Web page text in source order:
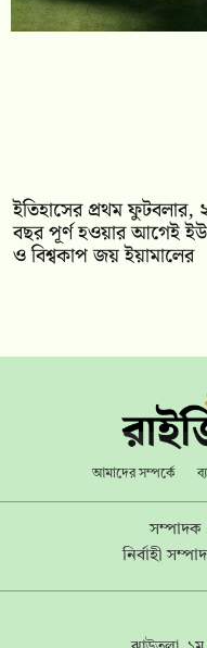
ইতিহাসের প্রথম ফুটবলার,
বছর পূর্ণ হওয়ার আগেই
ও বিশ্বকাপ জয় ইয়ামালের
আমাদের সম্পর্কে
নির্বাহী